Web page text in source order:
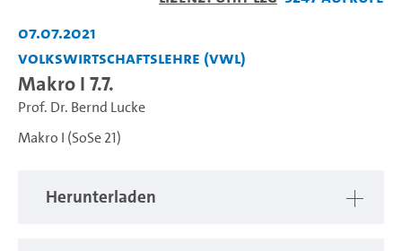
07.07.2021
Volkswirtschaftslehre (VWL)
Makro I 7.7.
Prof. Dr. Bernd Lucke
Makro I (SoSe 21)
Herunterladen